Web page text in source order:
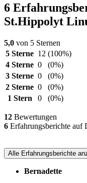
6
St.Hippolyt
5,0 von 5 Sternen
5 Sterne 12 (100%)
4 Sterne 0
(0%)
3 Sterne 0
(0%)
2 Sterne 0
(0%)
1 Stern
0 (0%)
12 Bewertungen
6 Erfahrungsberichte auf
Alle Erfahrungsberichte
Bernadette